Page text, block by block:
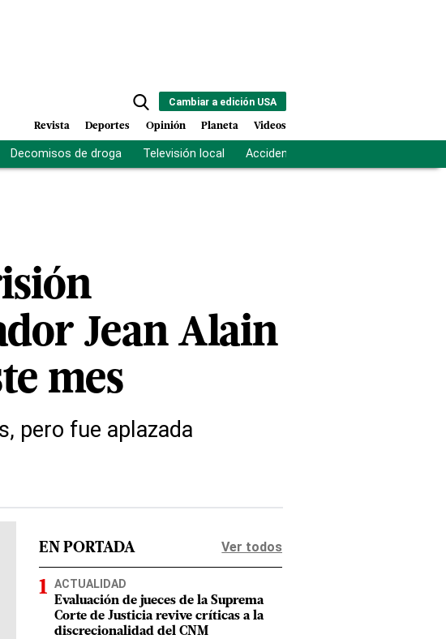
Cambiar a edición USA
Revista Deportes Opinión Planeta Videos
Decomisos de droga Televisión local Accidente Los Ríos
Jean Alain
mes
pero fue aplazada
EN PORTADA Ver todos
ACTUALIDAD
Evaluación de jueces de la Suprema
Corte de Justicia revive críticas a la
discrecionalidad del CNM